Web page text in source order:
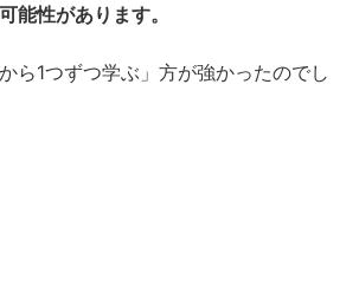
能性があります。
ら1つずつ学ぶ」方が強かったのでし